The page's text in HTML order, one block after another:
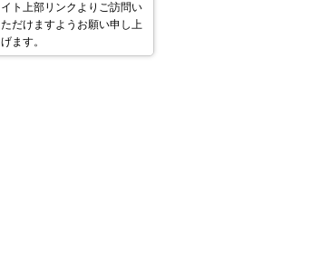
イト上部リンクよりご訪問い
ただけますようお願い申し上
げます。